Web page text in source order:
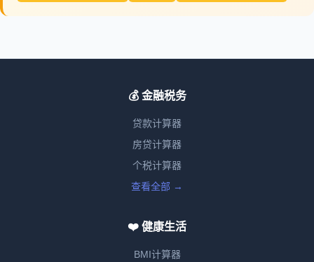
💰 金融税务
贷款计算器
房贷计算器
个税计算器
查看全部 →
❤️ 健康生活
BMI计算器